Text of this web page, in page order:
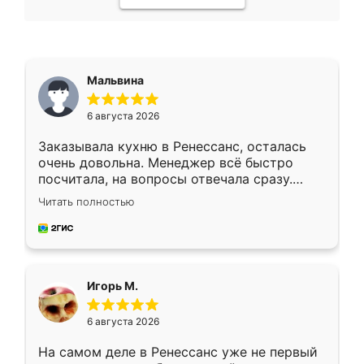
Мальвина
6 августа 2026
Заказывала кухню в Ренессанс, осталась
очень довольна. Менеджер всё быстро
посчитала, на вопросы отвечала сразу.
Замерщик приехал в субботу, подошёл к
делу со всей ответственностью. Собрали
за день, ребята работали аккуратно, даже
Читать полностью
Игорь М.
6 августа 2026
На самом деле в Ренессанс уже не первый